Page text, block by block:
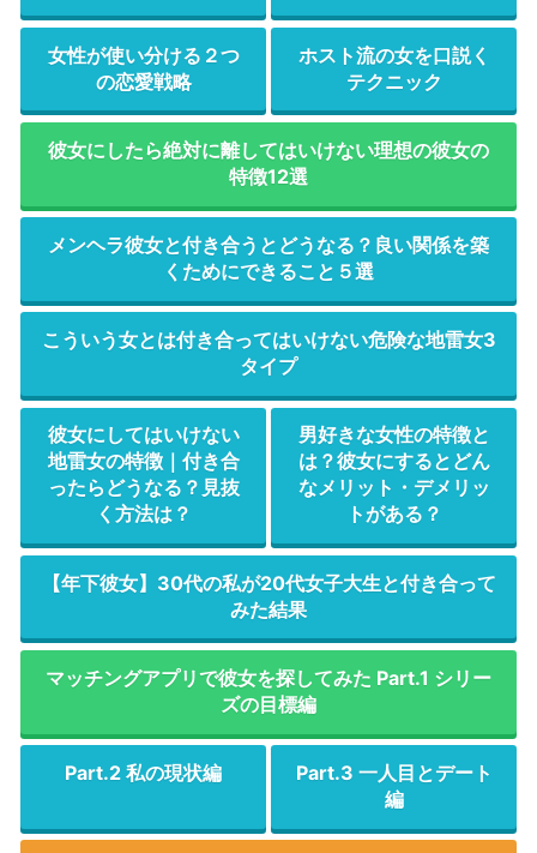
女性が使い分ける２つ
の恋愛戦略
ホスト流の女を口説く
テクニック
彼女にしたら絶対に離してはいけない理想の彼女の
特徴12選
メンヘラ彼女と付き合うとどうなる？良い関係を築
くためにできること５選
こういう女とは付き合ってはいけない危険な地雷女3
タイプ
彼女にしてはいけない
地雷女の特徴｜付き合
ったらどうなる？見抜
く方法は？
男好きな女性の特徴と
は？彼女にするとどん
なメリット・デメリッ
トがある？
【年下彼女】30代の私が20代女子大生と付き合って
みた結果
マッチングアプリで彼女を探してみた Part.1 シリー
ズの目標編
Part.2 私の現状編
Part.3 一人目とデート
編